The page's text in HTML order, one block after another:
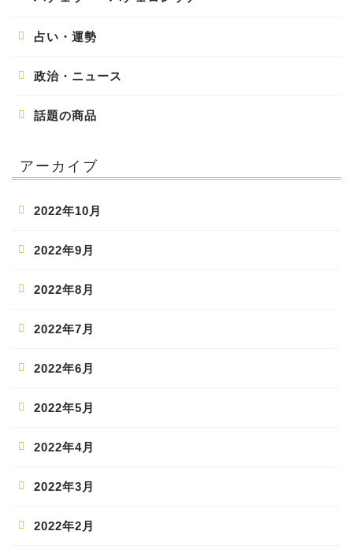
占い・運勢
政治・ニュース
話題の商品
アーカイブ
2022年10月
2022年9月
2022年8月
2022年7月
2022年6月
2022年5月
2022年4月
2022年3月
2022年2月